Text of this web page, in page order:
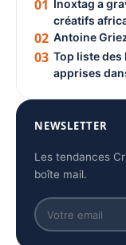
01 Inoxtag a
créatifs
02 Antoine
03 Top liste
apprises
NEWSLETTER
Les tendances
boîte mail.